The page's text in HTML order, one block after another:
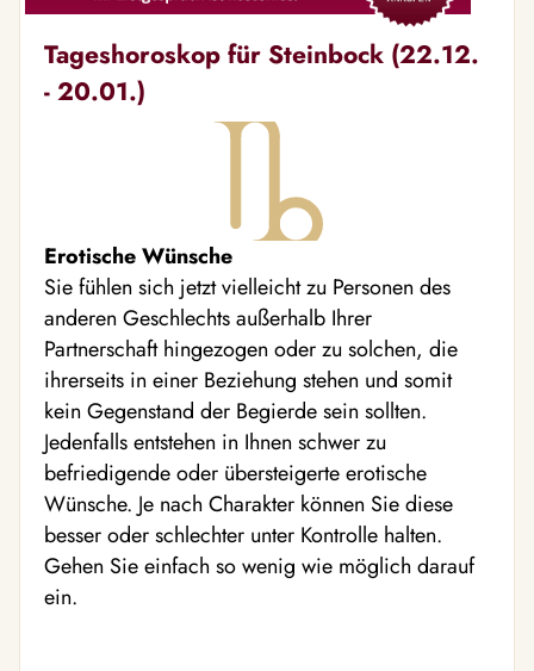
Tageshoroskop für Steinbock (22.12.
- 20.01.)
Erotische Wünsche
Sie fühlen sich jetzt vielleicht zu Personen des
anderen Geschlechts außerhalb Ihrer
Partnerschaft hingezogen oder zu solchen, die
ihrerseits in einer Beziehung stehen und somit
kein Gegenstand der Begierde sein sollten.
Jedenfalls entstehen in Ihnen schwer zu
befriedigende oder übersteigerte erotische
Wünsche. Je nach Charakter können Sie diese
besser oder schlechter unter Kontrolle halten.
Gehen Sie einfach so wenig wie möglich darauf
ein.